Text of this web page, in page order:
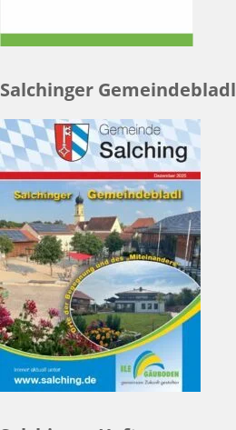
Salchinger Gemeindebladl